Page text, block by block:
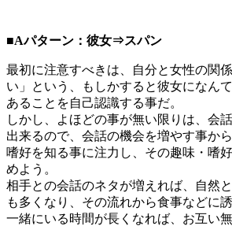
■Aパターン：彼女⇒スパン
最初に注意すべきは、自分と女性の関
い」という、もしかすると彼女になん
あることを自己認識する事だ。
しかし、よほどの事が無い限りは、会
出来るので、会話の機会を増やす事か
嗜好を知る事に注力し、その趣味・嗜
めよう。
相手との会話のネタが増えれば、自然
も多くなり、その流れから食事などに
一緒にいる時間が長くなれば、お互い